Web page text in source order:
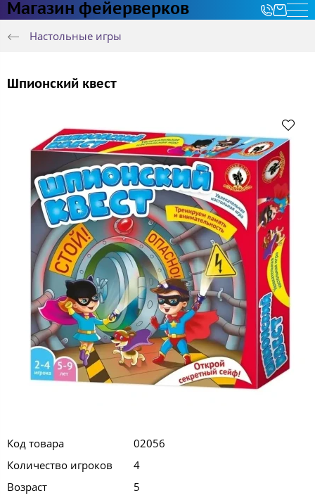
Магазин фейерверков
Настольные игры
Шпионский квест
Код товара
02056
Количество игроков
4
Возраст
5